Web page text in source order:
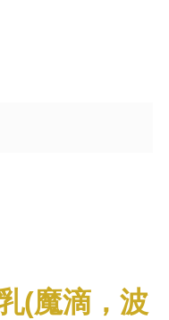
(魔滴，波